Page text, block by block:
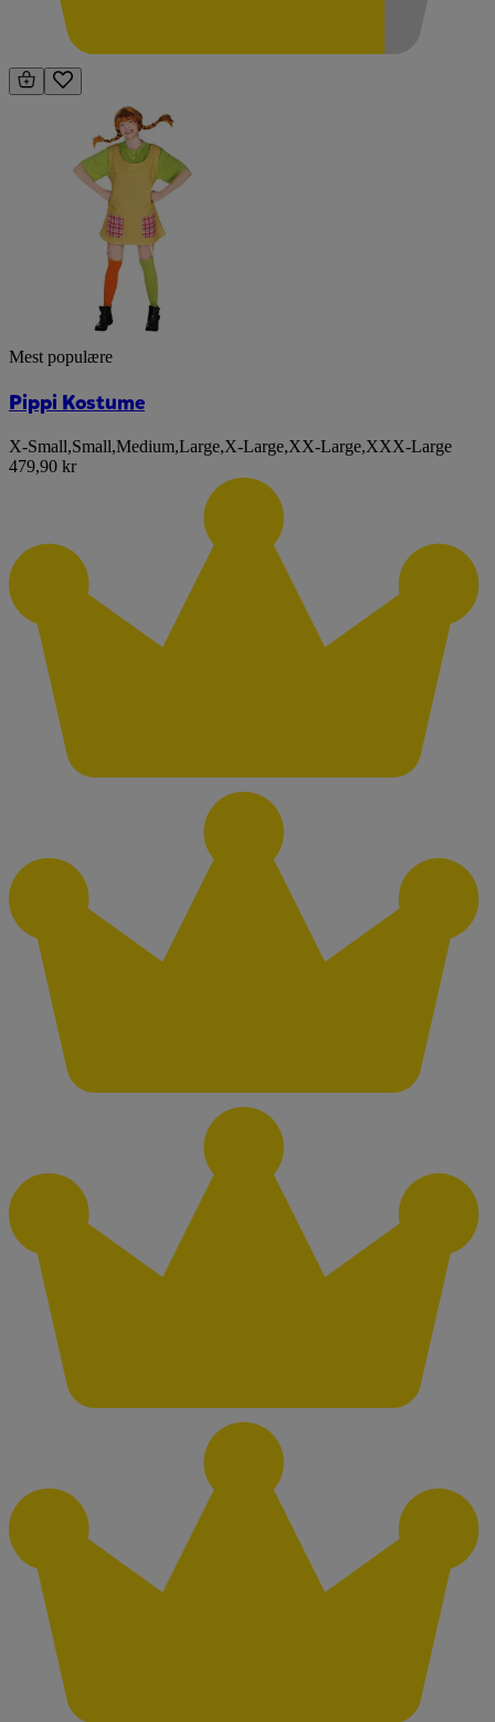
Mest populære
Pippi Kostume
X-Small,Small,Medium,Large,X-Large,XX-Large,XXX-Large
479,90 kr